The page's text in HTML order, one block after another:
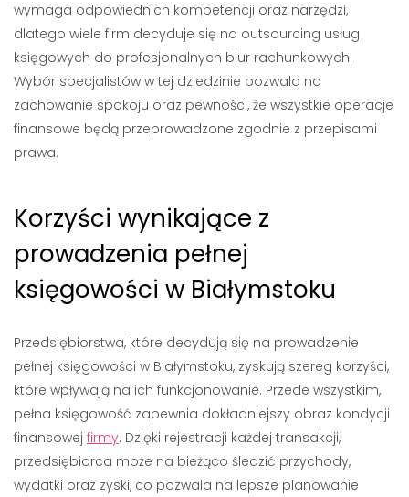
wymaga odpowiednich kompetencji oraz narzędzi,
dlatego wiele firm decyduje się na outsourcing usług
księgowych do profesjonalnych biur rachunkowych.
Wybór specjalistów w tej dziedzinie pozwala na
zachowanie spokoju oraz pewności, że wszystkie operacje
finansowe będą przeprowadzone zgodnie z przepisami
prawa.
Korzyści wynikające z
prowadzenia pełnej
księgowości w Białymstoku
Przedsiębiorstwa, które decydują się na prowadzenie
pełnej księgowości w Białymstoku, zyskują szereg korzyści,
które wpływają na ich funkcjonowanie. Przede wszystkim,
pełna księgowość zapewnia dokładniejszy obraz kondycji
finansowej firmy. Dzięki rejestracji każdej transakcji,
przedsiębiorca może na bieżąco śledzić przychody,
wydatki oraz zyski, co pozwala na lepsze planowanie